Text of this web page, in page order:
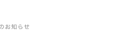
お知らせ